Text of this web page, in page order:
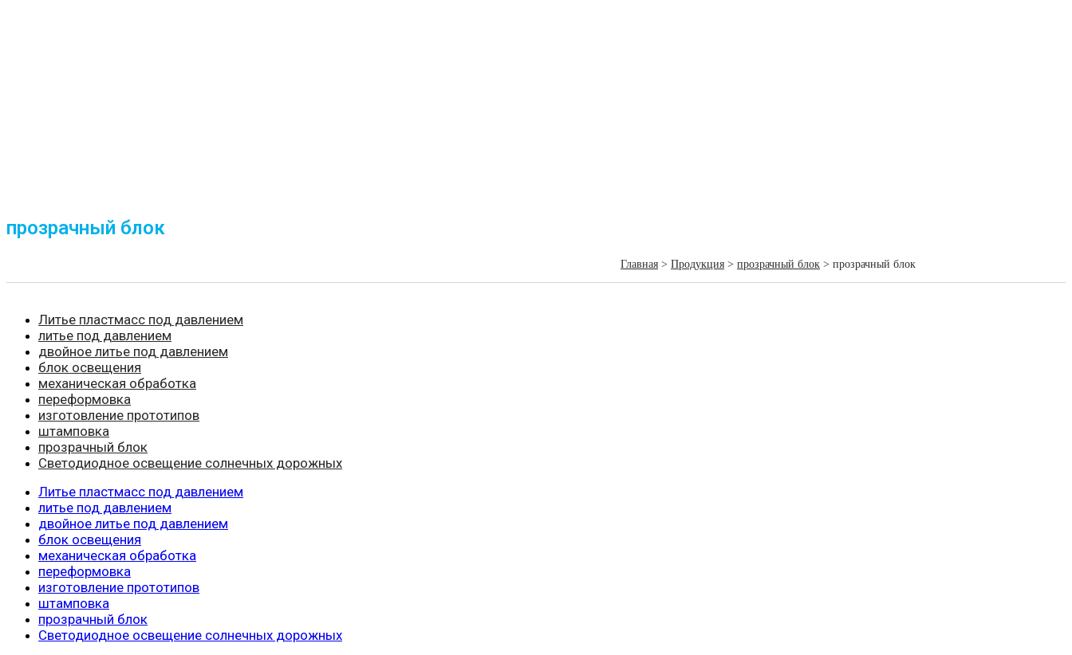
прозрачный блок
Главная > Продукция > прозрачный блок > прозрачный блок
Литье пластмасс под давлением
литье под давлением
двойное литье под давлением
блок освещения
механическая обработка
переформовка
изготовление прототипов
штамповка
прозрачный блок
Светодиодное освещение солнечных дорожных
Литье пластмасс под давлением
литье под давлением
двойное литье под давлением
блок освещения
механическая обработка
переформовка
изготовление прототипов
штамповка
прозрачный блок
Светодиодное освещение солнечных дорожных